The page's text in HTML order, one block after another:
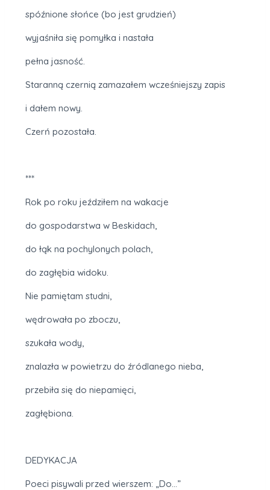
spóźnione słońce (bo jest grudzień)
wyjaśniła się pomyłka i nastała
pełna jasność.
Staranną czernią zamazałem wcześniejszy zapis
i dałem nowy.
Czerń pozostała.
***
Rok po roku jeździłem na wakacje
do gospodarstwa w Beskidach,
do łąk na pochylonych polach,
do zagłębia widoku.
Nie pamiętam studni,
wędrowała po zboczu,
szukała wody,
znalazła w powietrzu do źródlanego nieba,
przebiła się do niepamięci,
zagłębiona.
DEDYKACJA
Poeci pisywali przed wierszem: „Do…”